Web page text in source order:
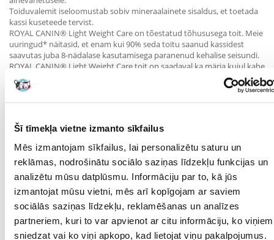
Šī tīmekļa vietne izmanto sīkfailus
Mēs izmantojam sīkfailus, lai personalizētu saturu un
reklāmas, nodrošinātu sociālo saziņas līdzekļu funkcijas un
analizētu mūsu datplūsmu. Informāciju par to, kā jūs
izmantojat mūsu vietni, mēs arī kopīgojam ar saviem
sociālās saziņas līdzekļu, reklamēšanas un analīzes
partneriem, kuri to var apvienot ar citu informāciju, ko viņiem
sniedzat vai ko viņi apkopo, kad lietojat viņu pakalpojumus.
Toiduvalemit iseloomustab sobiv mineraalainete sisaldus, et toetada
kassi kuseteede tervist.
ROYAL CANIN® Light Weight Care on tõestatud tõhususega toit. Meie
uuringud* näitasid, et enam kui 90% seda toitu saanud kassidest
saavutas juba 8-nädalase kasutamisega paranenud kehalise seisundi.
ROYAL CANIN® Light Weight Care toit on saadaval ka märja kujul kahe
erineva tekstuuriga: kruusaviilud ja tarretisviilud. Paljud kassid
eelistavad segasöötmist märg- ja kuivtoiduga. Kuivtoit on kasulik
Kõik ROYAL CANIN® toidud läbivad üksikasjaliku kvaliteedikontrolli, et
tagada kõrgeima kvaliteediga toode. ROYAL CANIN® Light Weight
Care on täisväärtuslik ja tasakaalustatud toit.
*Royal Canin'i enda uuringud
Parametri
IEPAKOJUMA SVARS
(KG):
0.4
PRODUKTU LĪNIJA:
Royal Canin Light Weight